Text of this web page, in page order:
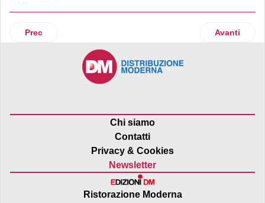
Articolo precedente: La gdo unita contro il caro energia
Prec Articolo
Avanti
Chi siamo
Contatti
Privacy & Cookies
Newsletter
Ristorazione Moderna